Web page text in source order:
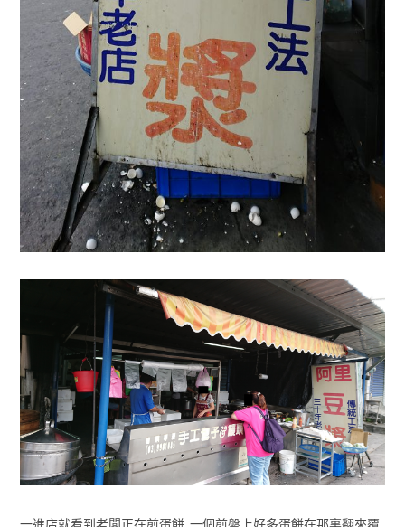
一進店就看到老闆正在煎蛋餅 一個煎盤上好多蛋餅在那裏翻來覆